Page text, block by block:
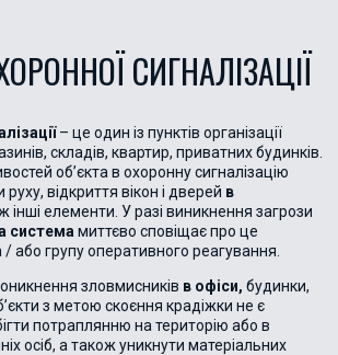
СИГНАЛІЗАЦІЇ
– це один із пунктів організації
складів, квартир, приватних будинків.
об’єкта в охоронну сигналізацію
відкриття вікон і дверей в
інші елементи. У разі виникнення загрози
система миттєво сповіщає про це
/ або групу оперативного реагування.
зловмисників в офіси, будинки,
з метою скоєння крадіжки не є
потраплянню на територію або в
осіб, а також уникнути матеріальних